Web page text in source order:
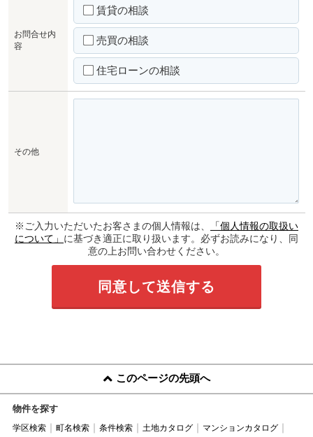
お問合せ内
容
賃貸の相談
売買の相談
住宅ローンの相談
その他
※ご入力いただいたお客さまの個人情報は、
「個人情報の取扱い
について」 に基づき適正に取り扱います。必ずお読みになり、同
意の上お問い合わせください。
このページの先頭へ
物件を探す
学区検索 町名検索 条件検索 土地カタログ
マンションカタログ